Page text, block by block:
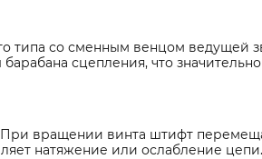
типа со сменным венцом ведущей
сцепления, что
вращении винта штифт
натяжение или ослабление цепи.